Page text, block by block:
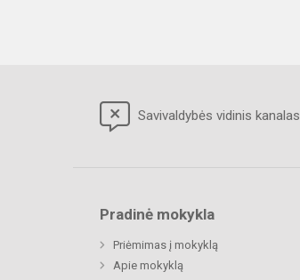
Savivaldybės vidinis kanalas
Pradinė mokykla
Priėmimas į mokyklą
Apie mokyklą